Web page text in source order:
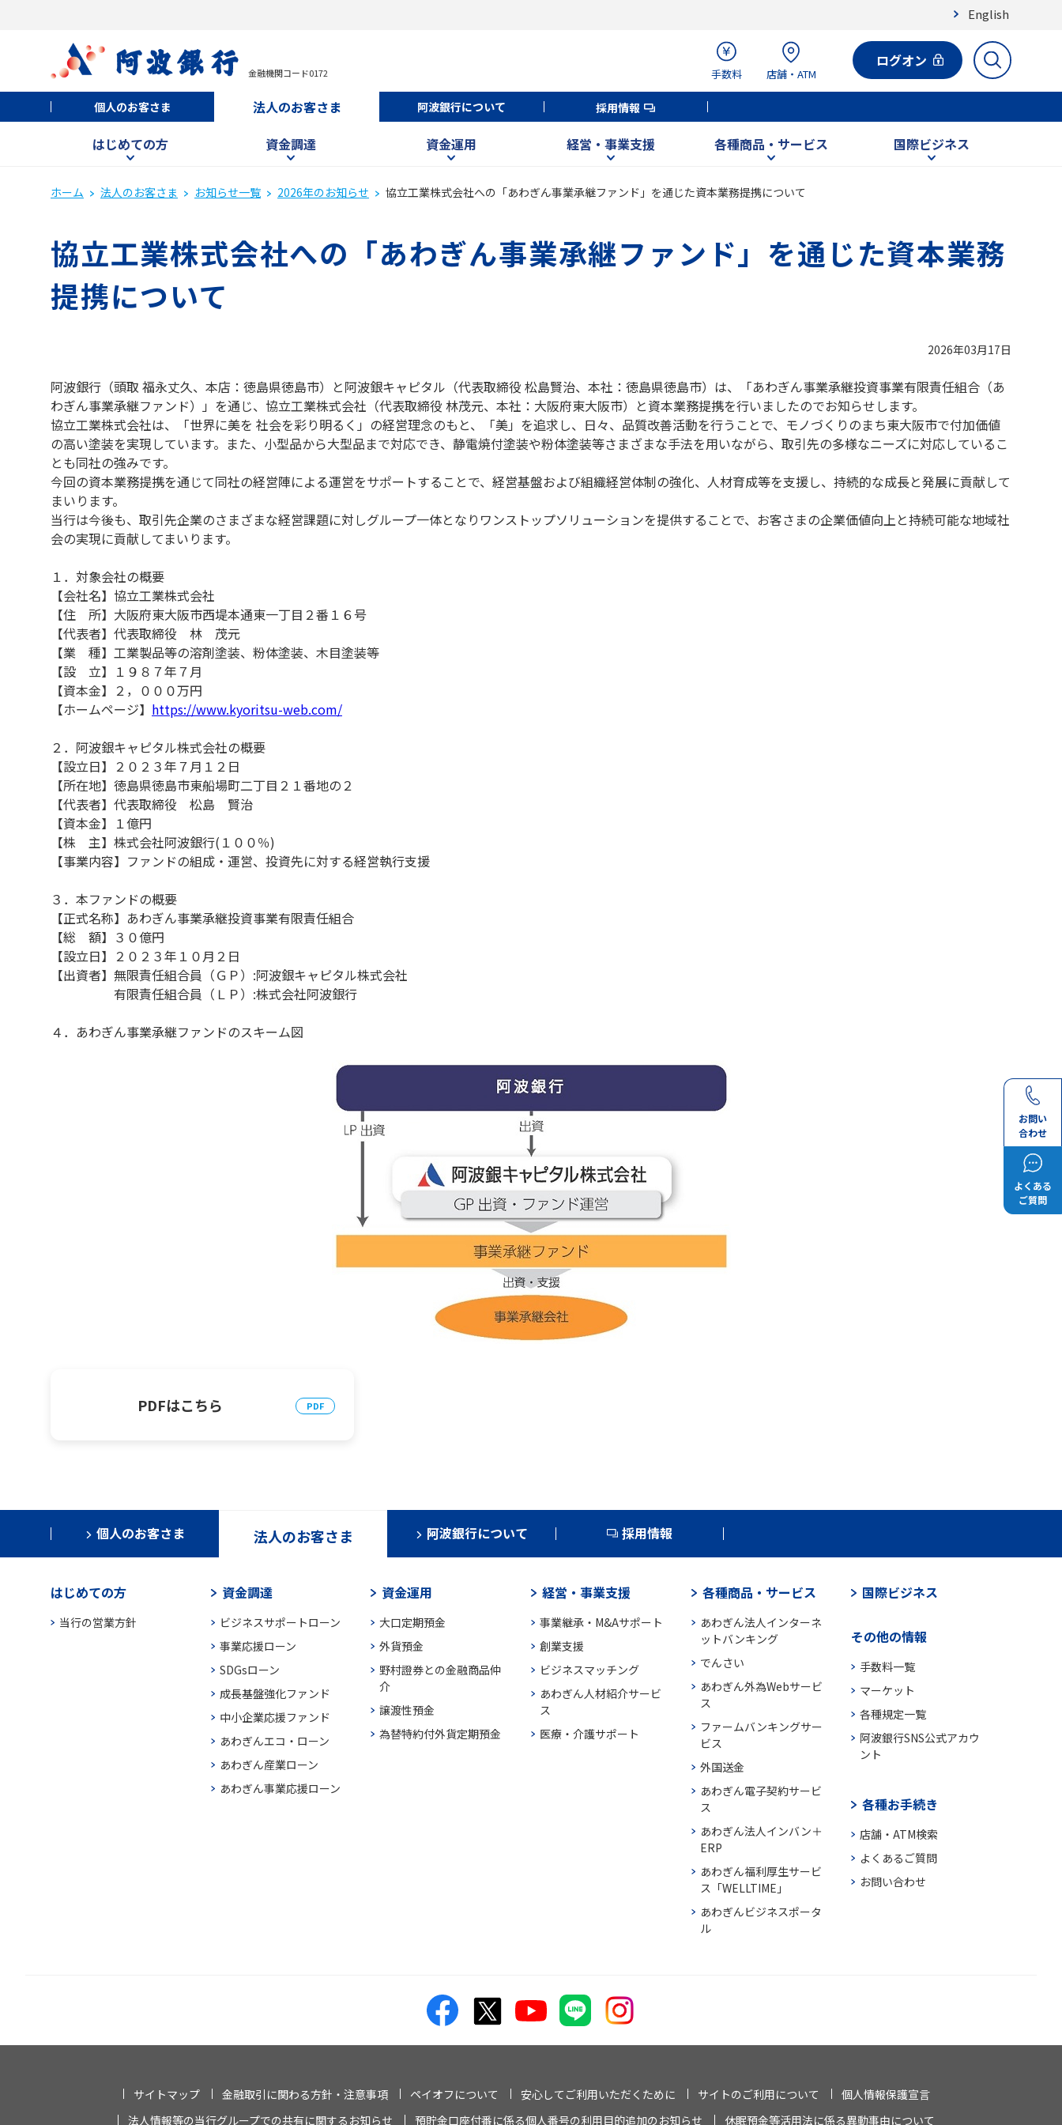
English
金融機関コード0172 手数料 店舗・ATM
ログオン
個人のお客さま 法人のお客さま 阿波銀行について 採用情報
はじめての方 資金調達 資金運用 経営・事業支援 各種商品・サービス 国際ビジネス
お問い
合わせ
よくある
ご質問
ホーム 法人のお客さま お知らせ一覧 2026年のお知らせ 協立工業株式会社への「あわぎん事業承継ファンド」を通じた資本業務提携について
協立工業株式会社への「あわぎん事業承継ファンド」を通じた資本業務
提携について
2026年03月17日
阿波銀行（頭取 福永丈久、本店：徳島県徳島市）と阿波銀キャピタル（代表取締役 松島賢治、本社：徳島県徳島市）は、「あわぎん事業承継投資事業有限責任組合（あ
わぎん事業承継ファンド）」を通じ、協立工業株式会社（代表取締役 林茂元、本社：大阪府東大阪市）と資本業務提携を行いましたのでお知らせします。
協立工業株式会社は、「世界に美を 社会を彩り明るく」の経営理念のもと、「美」を追求し、日々、品質改善活動を行うことで、モノづくりのまち東大阪市で付加価値
の高い塗装を実現しています。また、小型品から大型品まで対応でき、静電焼付塗装や粉体塗装等さまざまな手法を用いながら、取引先の多様なニーズに対応しているこ
とも同社の強みです。
今回の資本業務提携を通じて同社の経営陣による運営をサポートすることで、経営基盤および組織経営体制の強化、人材育成等を支援し、持続的な成長と発展に貢献して
まいります。
当行は今後も、取引先企業のさまざまな経営課題に対しグループ一体となりワンストップソリューションを提供することで、お客さまの企業価値向上と持続可能な地域社
会の実現に貢献してまいります。
１．対象会社の概要
【会社名】協立工業株式会社
【住 所】大阪府東大阪市西堤本通東一丁目２番１６号
【代表者】代表取締役 林 茂元
【業 種】工業製品等の溶剤塗装、粉体塗装、木目塗装等
【設 立】１９８７年７月
【資本金】２，０００万円
【ホームページ】 https://www.kyoritsu-web.com/
２．阿波銀キャピタル株式会社の概要
【設立日】２０２３年７月１２日
【所在地】徳島県徳島市東船場町二丁目２１番地の２
【代表者】代表取締役 松島 賢治
【資本金】１億円
【株 主】株式会社阿波銀行(１００％)
【事業内容】ファンドの組成・運営、投資先に対する経営執行支援
３．本ファンドの概要
【正式名称】あわぎん事業承継投資事業有限責任組合
【総 額】３０億円
【設立日】２０２３年１０月２日
【出資者】無限責任組合員（ＧＰ）:阿波銀キャピタル株式会社
有限責任組合員（ＬＰ）:株式会社阿波銀行
４．あわぎん事業承継ファンドのスキーム図
PDFはこちら
個人のお客さま 法人のお客さま 阿波銀行について 採用情報
はじめての方
当行の営業方針
資金調達
ビジネスサポートローン
事業応援ローン
SDGsローン
成長基盤強化ファンド
中小企業応援ファンド
あわぎんエコ・ローン
あわぎん産業ローン
あわぎん事業応援ローン
資金運用
大口定期預金
外貨預金
野村證券との金融商品仲
介
譲渡性預金
為替特約付外貨定期預金
経営・事業支援
事業継承・M&Aサポート
創業支援
ビジネスマッチング
あわぎん人材紹介サービ
ス
医療・介護サポート
各種商品・サービス
あわぎん法人インターネ
ットバンキング
でんさい
あわぎん外為Webサービ
ス
ファームバンキングサー
ビス
外国送金
あわぎん電子契約サービ
ス
あわぎん法人インバン＋
ERP
あわぎん福利厚生サービ
ス「WELLTIME」
あわぎんビジネスポータ
ル
国際ビジネス
その他の情報
手数料一覧
マーケット
各種規定一覧
阿波銀行SNS公式アカウ
ント
各種お手続き
店舗・ATM検索
よくあるご質問
お問い合わせ
サイトマップ 金融取引に関わる方針・注意事項 ペイオフについて 安心してご利用いただくために サイトのご利用について
個人情報保護宣言
法人情報等の当行グループでの共有に関するお知らせ
預貯金口座付番に係る個人番号の利用目的追加のお知らせ 休眠預金等活用法に係る異動事由について